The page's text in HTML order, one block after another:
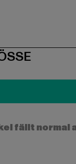
fällt normal